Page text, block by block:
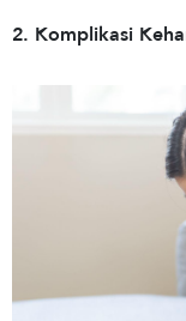
2. Komplikasi